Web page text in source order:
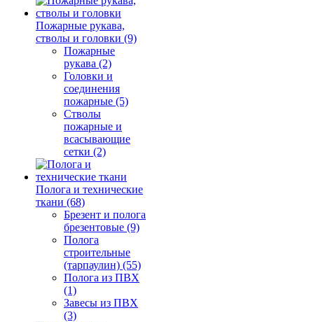
Пожарные рукава,
стволы и головки (9)
Пожарные
рукава (2)
Головки и
соединения
пожарные (5)
Стволы
пожарные и
всасывающие
сетки (2)
Полога и технические
ткани (68)
Брезент и полога
брезентовые (9)
Полога
строительные
(тарпаулин) (55)
Полога из ПВХ
(1)
Завесы из ПВХ
(3)